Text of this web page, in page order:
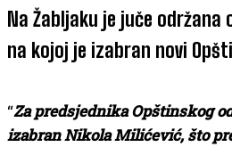
Na Žabljaku je juče
na kojoj je izabran novi
“Za predsjednika Opštinskog
izabran Nikola Milićević, što